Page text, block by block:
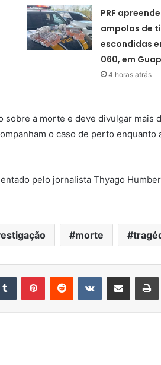
PRF
ampolas de
escondidas
060, em
4 horas atrás
sobre a morte e deve divulgar mais
o caso de perto enquanto
pelo jornalista Thyago
morte
Tumblr PinterestReddit VK Compartilhar via e-mail